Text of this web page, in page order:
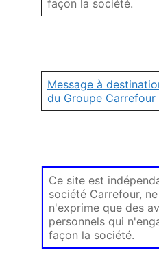
façon la société.
Message à
du Groupe Carrefour
Ce site est
société Carrefour,
n'exprime que des
personnels qui
façon la société.